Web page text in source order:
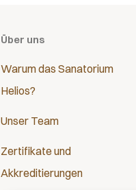
Über uns
Warum das Sanatorium
Helios?
Unser Team
Zertifikate und
Akkreditierungen